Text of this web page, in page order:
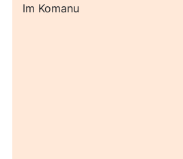
Im Komanu